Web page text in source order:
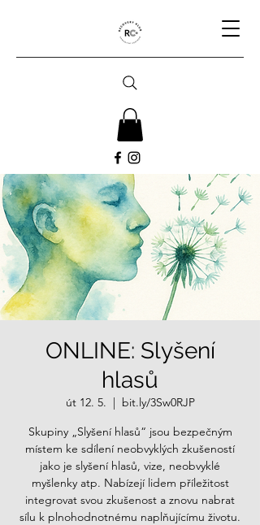
ONLINE: Slyšení
hlasů
út 12. 5.
  |
bit.ly/3Sw0RJP
Skupiny „Slyšení hlasů“ jsou bezpečným
místem ke sdílení neobvyklých zkušeností
jako je slyšení hlasů, vize, neobvyklé
myšlenky atp. Nabízejí lidem příležitost
integrovat svou zkušenost a znovu nabrat
sílu k plnohodnotnému naplňujícímu životu.